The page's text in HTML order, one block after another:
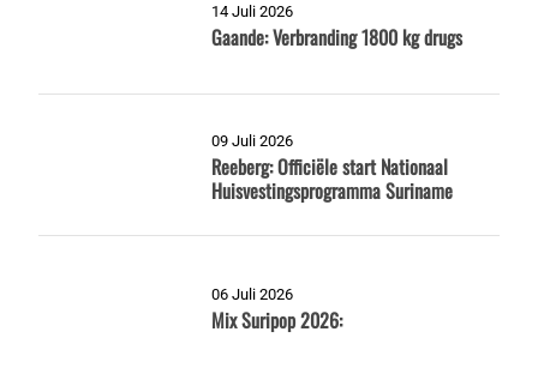
14 Juli 2026
Gaande: Verbranding 1800 kg drugs
09 Juli 2026
Reeberg: Officiële start Nationaal
Huisvestingsprogramma Suriname
06 Juli 2026
Mix Suripop 2026: